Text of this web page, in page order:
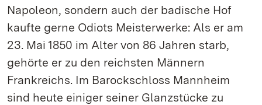
Napoleon, sondern auch der badische Hof
kaufte gerne Odiots Meisterwerke: Als er am
23. Mai 1850 im Alter von 86 Jahren starb,
gehörte er zu den reichsten Männern
Frankreichs. Im Barockschloss Mannheim
sind heute einiger seiner Glanzstücke zu